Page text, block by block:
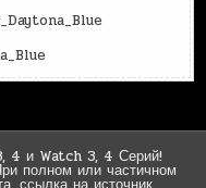
4 и Watch 3, 4 Серий!
полном или частичном